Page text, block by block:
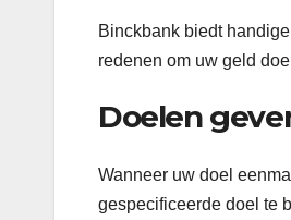
Binckbank biedt
redenen om uw geld
Doelen
Wanneer uw doel
gespecificeerde doel te